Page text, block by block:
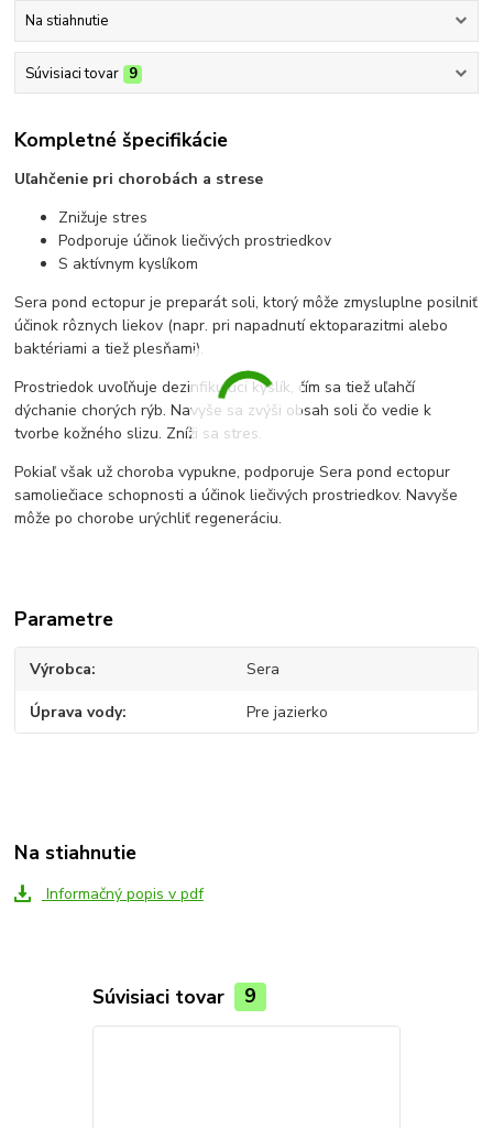
Na stiahnutie
Súvisiaci tovar 9
Kompletné špecifikácie
Uľahčenie pri chorobách a strese
Znižuje stres
Podporuje účinok liečivých prostriedkov
S aktívnym kyslíkom
Sera pond ectopur je preparát soli, ktorý môže zmysluplne posilniť
účinok rôznych liekov (napr. pri napadnutí ektoparazitmi alebo
baktériami a tiež plesňami).
Prostriedok uvoľňuje dezinfikujúci kyslík, čím sa tiež uľahčí
dýchanie chorých rýb. Navyše sa zvýši obsah soli čo vedie k
tvorbe kožného slizu. Zníži sa stres.
Pokiaľ však už choroba vypukne, podporuje Sera pond ectopur
samoliečiace schopnosti a účinok liečivých prostriedkov. Navyše
môže po chorobe urýchliť regeneráciu.
Parametre
Výrobca Sera
Úprava vody Pre jazierko
Na stiahnutie
Informačný popis v pdf
Súvisiaci tovar 9